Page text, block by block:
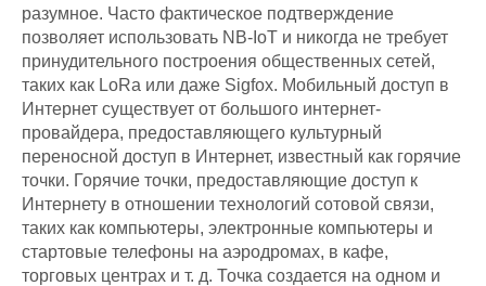
разумное. Часто фактическое подтверждение
позволяет использовать NB-IoT и никогда не требует
принудительного построения общественных сетей,
таких как LoRa или даже Sigfox. Мобильный доступ в
Интернет существует от большого интернет-
провайдера, предоставляющего культурный
переносной доступ в Интернет, известный как горячие
точки. Горячие точки, предоставляющие доступ к
Интернету в отношении технологий сотовой связи,
таких как компьютеры, электронные компьютеры и
стартовые телефоны на аэродромах, в кафе,
торговых центрах и т. д. Точка создается на одном и